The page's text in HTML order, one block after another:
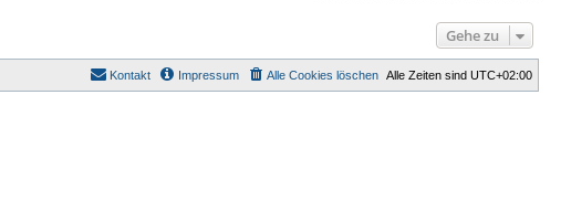
Gehe zu
Alle Zeiten sind UTC+02:00
Alle Cookies löschen
Impressum
Kontakt